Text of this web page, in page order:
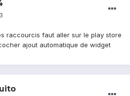
raccourcis faut aller sur le play store
ajout automatique de widget